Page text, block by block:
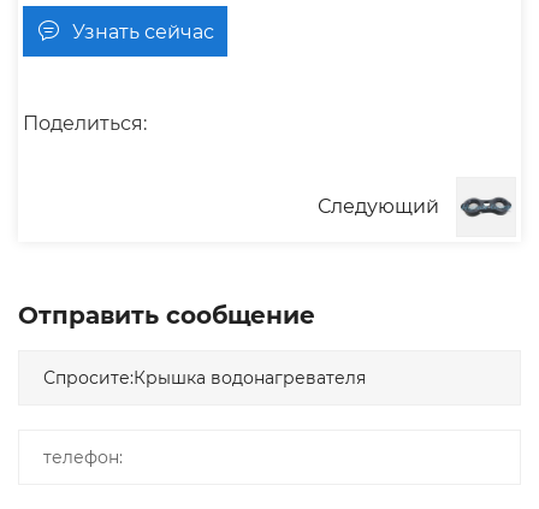
Узнать сейчас
Поделиться:
Следующий
Отправить сообщение